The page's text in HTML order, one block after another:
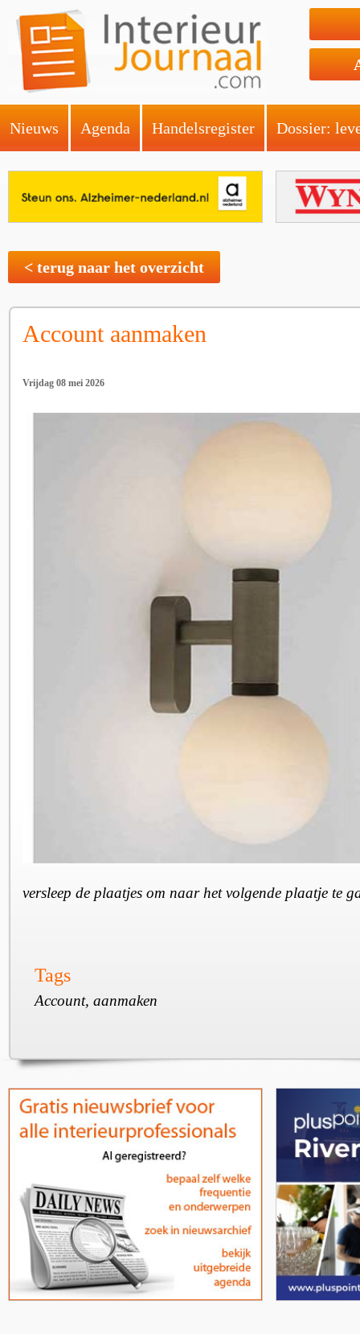
Nieuws Agenda Handelsregister Dossier:
< terug naar het overzicht
Account aanmaken
Vrijdag 08 mei 2026
versleep de plaatjes om naar het volgende plaatje te
Tags
Account, aanmaken